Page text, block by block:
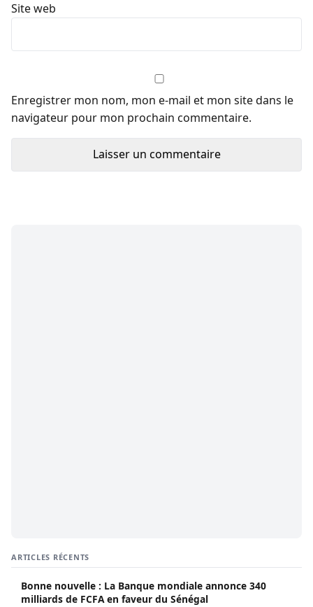
Site web
Enregistrer mon nom, mon e-mail et mon site dans le
navigateur pour mon prochain commentaire.
ARTICLES RÉCENTS
Bonne nouvelle : La Banque mondiale annonce 340
milliards de FCFA en faveur du Sénégal